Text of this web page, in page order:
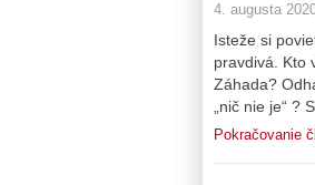
4. augusta
Isteže si
pravdivá. Kto
Záhada?
„nič nie je“ ?
Pokračovanie